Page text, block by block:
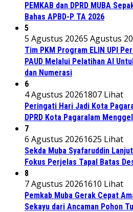
PEMKAB dan DPRD MUBA
Bahas APBD-P TA 2026
5
5 Agustus 20265 Agustus
Tim PKM Program ELIN UPI
PAUD Melalui Pelatihan AI
dan Numerasi
6
4 Agustus 20261807 Lihat
Peringati Hari Jadi Kota
DPRD Kota Pagaralam
7
6 Agustus 20261625 Lihat
Sekda Muba Syafaruddin
Fokus Perjelas Tapal Batas
8
7 Agustus 20261610 Lihat
Pemkab Muba Gerak Cepat
Sekayu dari Ancaman Pohon